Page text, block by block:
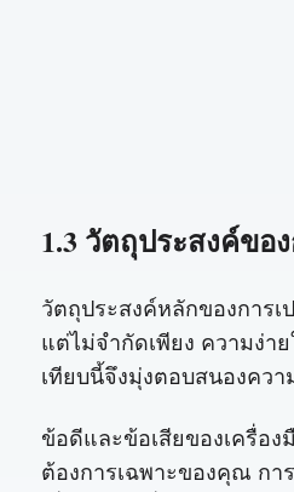
1.3 วัตถุประสงค์ขอ
วัตถุประสงค์หลักของการ
แต่ไม่จำกัดเพียง ความง่า
เทียบนี้จึงมุ่งตอบสนองคว
ข้อดีและข้อเสียของเครื่อ
ต้องการเฉพาะของคุณ กา